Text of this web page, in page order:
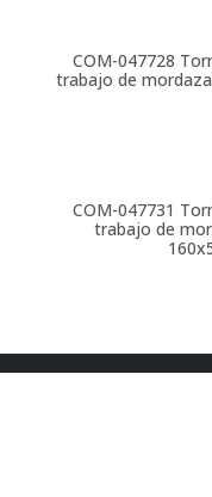
COM-047728
trabajo de
COM-047731
trabajo de